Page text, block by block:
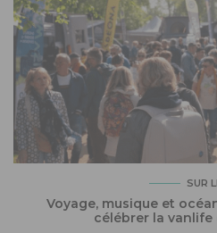
SUR
Voyage, musique et
célébrer la vanlife